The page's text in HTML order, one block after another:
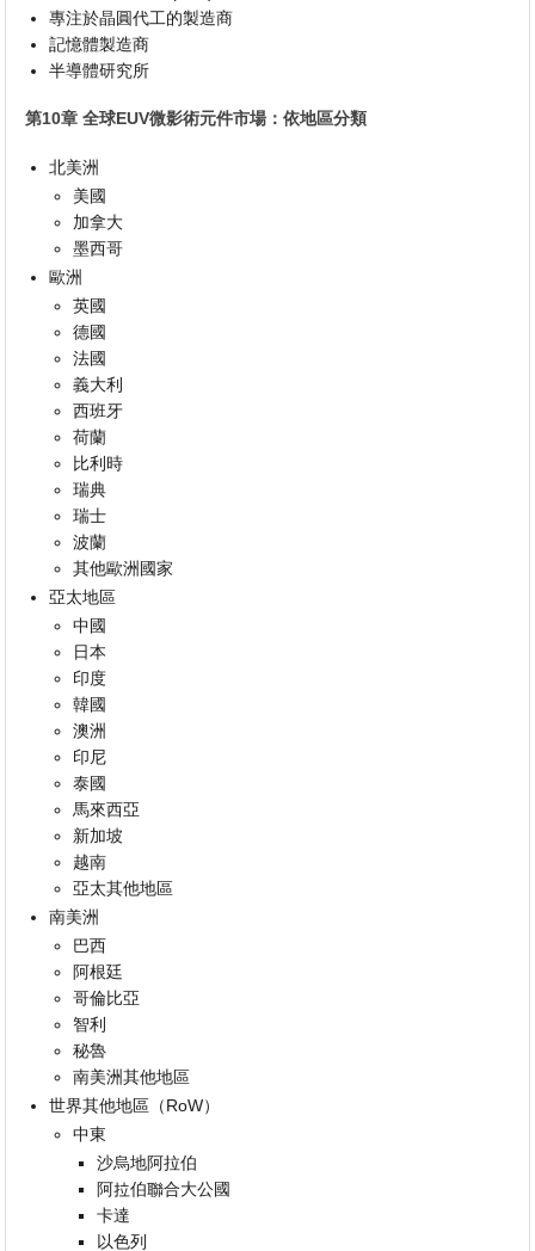
專注於晶圓代工的製造商
記憶體製造商
半導體研究所
第10章 全球EUV微影術元件市場：依地區分類
北美洲
美國
加拿大
墨西哥
歐洲
英國
德國
法國
義大利
西班牙
荷蘭
比利時
瑞典
瑞士
波蘭
其他歐洲國家
亞太地區
中國
日本
印度
韓國
澳洲
印尼
泰國
馬來西亞
新加坡
越南
亞太其他地區
南美洲
巴西
阿根廷
哥倫比亞
智利
秘魯
南美洲其他地區
世界其他地區（RoW）
中東
沙烏地阿拉伯
阿拉伯聯合大公國
卡達
以色列